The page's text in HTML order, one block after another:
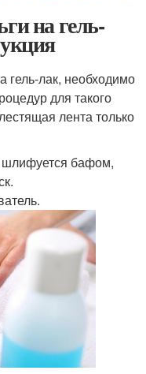
на гель-
гель-лак, необходимо
для такого
лента только
шлифуется бафом,